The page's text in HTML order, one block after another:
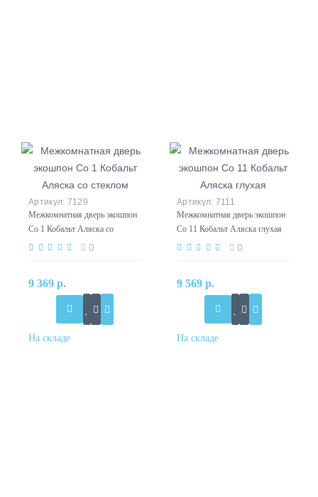
7129
Межкомнатная дверь экошпон
Co 1 Кобальт Аляска со
стеклом
0
9 369 р.
7111
Межкомнатная дверь экошпон
Co 11 Кобальт Аляска глухая
0
9 569 р.